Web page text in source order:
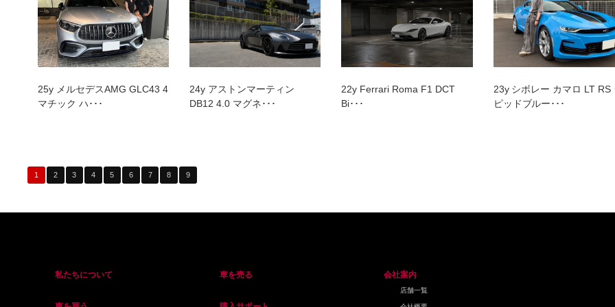
25y メルセデスAMG GLC43 4
マチック ハ･･･
24y アストンマーティン
DB12 4.0 マグネ･･･
22y Ferrari Roma F1 DCT
Bi･･･
23y シボレー カマロ LT RS
ピッドブルー･･･
1 2 3 4 5 6 7 8 9
私たちについて 車を売る 会社案内
店舗一覧